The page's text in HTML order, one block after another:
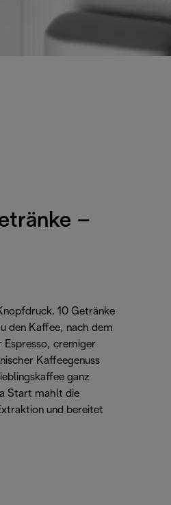
–
10 Getränke
den Kaffee, nach dem
cremiger
Kaffeegenuss
ganz
Start mahlt die
und bereitet